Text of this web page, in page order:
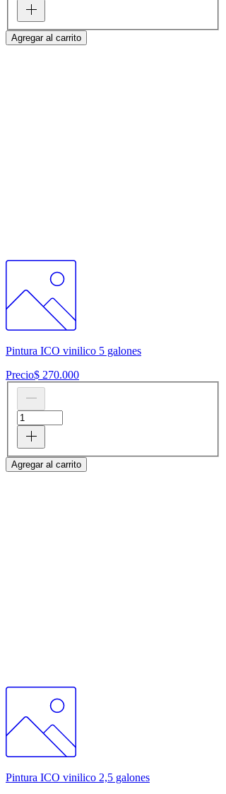
Agregar al carrito
Pintura ICO vinilico 5 galones
Precio$ 270.000
Agregar al carrito
Pintura ICO vinilico 2,5 galones